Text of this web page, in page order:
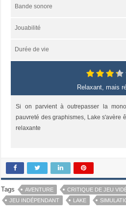
Bande sonore
Jouabilité
Durée de vie
Relaxant, mais
Si on parvient à outrepasser la
pauvreté des graphismes, Lake s'avère
relaxante
Tags AVENTURE CRITIQUE DE JEU
JEU INDÉPENDANT
LAKE